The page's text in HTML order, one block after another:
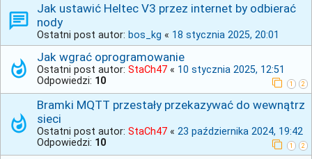
Jak ustawić Heltec V3 przez internet by odbierać
nody
Ostatni post autor: bos_kg « 18 stycznia 2025, 20:01
Jak wgrać oprogramowanie
Ostatni post autor: StaCh47 « 10 stycznia 2025, 12:51
Odpowiedzi: 10 1 2
Bramki MQTT przestały przekazywać do wewnątrz
sieci
Ostatni post autor: StaCh47 « 23 października 2024, 19:42
Odpowiedzi: 10 1 2